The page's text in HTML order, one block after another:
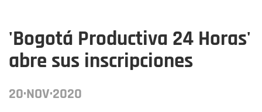
'Bogotá Productiva 24 Horas'
abre sus inscripciones
20·NOV·2020